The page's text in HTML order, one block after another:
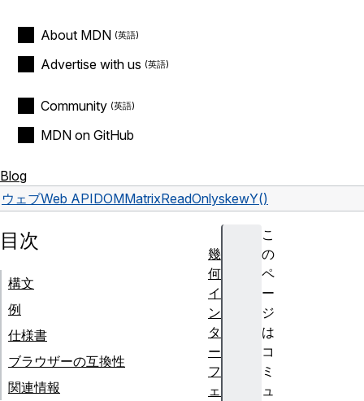
About MDN
Advertise with us
Community
MDN on GitHub
Blog
ウェブWeb APIDOMMatrixReadOnlyskewY()
こ
の
ペ
ー
ジ
は
コ
ミ
ュ
目次
構文
例
仕様書
ブラウザーの互換性
関連情報
幾
何
イ
ン
タ
ー
フ
ェ